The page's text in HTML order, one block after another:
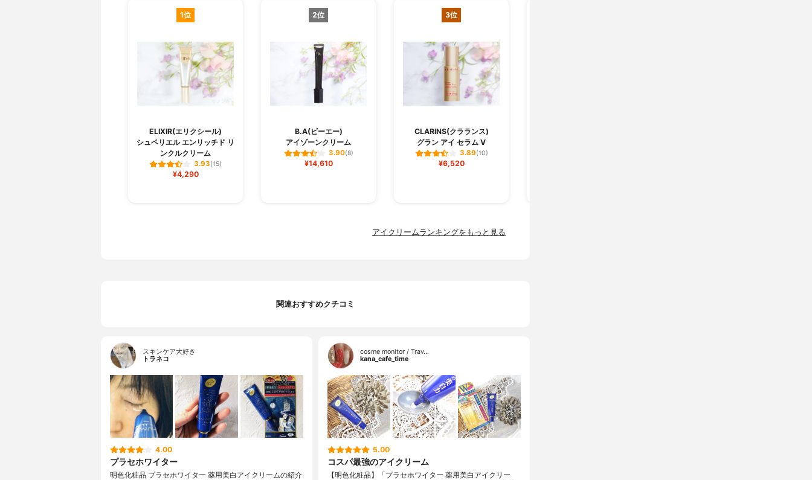
1位
ELIXIR(エリクシール)
シュペリエル エンリッチド リ
ンクルクリーム
3.93(15)
¥4,290
2位
B.A(ビーエー)
アイゾーンクリーム
3.90(8)
¥14,610
3位
CLARINS(クラランス)
グラン アイ セラム V
3.89(10)
¥6,520
アイクリームランキングをもっと見る
関連おすすめクチコミ
スキンケア大好き
トラネコ
4.00
プラセホワイター
明色化粧品 プラセホワイター 薬用美白アイクリームの紹介
cosme monitor / Trav…
kana_cafe_time
5.00
コスパ最強のアイクリーム
【明色化粧品】「プラセホワイター 薬用美白アイクリー